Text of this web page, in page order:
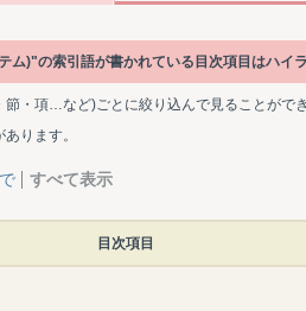
ム)"の索引語が書かれている目次項目はハイ
節・項…など)ごとに絞り込んで見ることがで
ります。
すべて表示
目次項目